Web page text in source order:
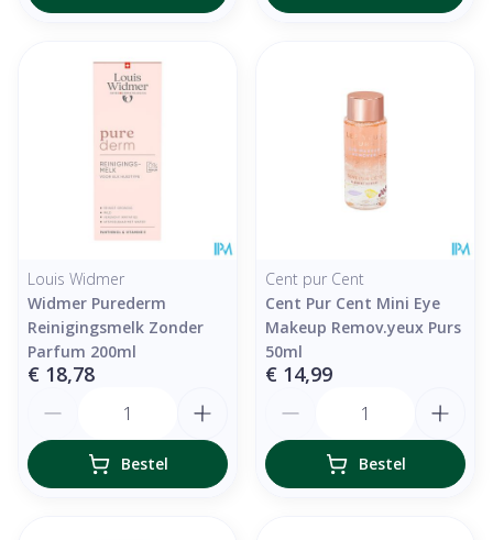
Louis Widmer
Widmer Purederm
Reinigingsmelk Zonder
Parfum 200ml
€ 18,78
Bestel
Cent pur Cent
Cent Pur Cent Mini Eye
Makeup Remov.yeux Purs
50ml
€ 14,99
Bestel